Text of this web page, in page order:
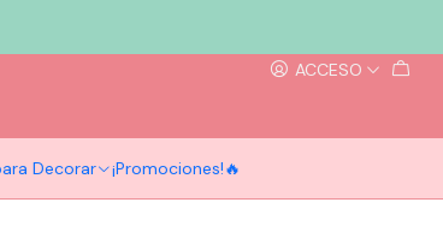
ACCESO
Decorar ¡Promociones!🔥